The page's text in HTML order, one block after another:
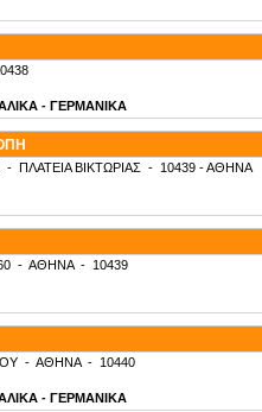
- ΓΕΡΜΑΝΙΚΑ
- ΠΛΑΤΕΙΑ ΒΙΚΤΩΡΙΑΣ - 10439 - ΑΘΗΝΑ
- ΑΘΗΝΑ- 10439
- ΑΘΗΝΑ- 10440
- ΓΕΡΜΑΝΙΚΑ